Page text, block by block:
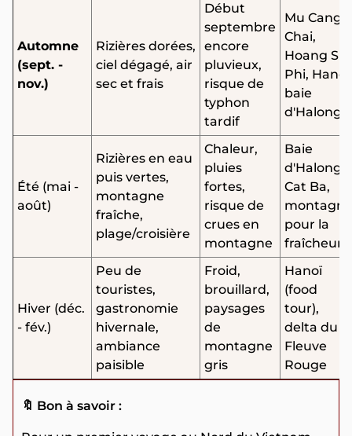
Automne
(sept. -
nov.)
Rizières dorées,
ciel dégagé, air
sec et frais
Début
septembre
encore
pluvieux,
risque de
typhon
tardif
Mu Cang
Chai,
Hoang Su
Phi, Hanoï,
baie
d'Halong
Été (mai -
août)
Rizières en eau
puis vertes,
montagne
fraîche,
plage/croisière
Chaleur,
pluies
fortes,
risque de
crues en
montagne
Baie
d'Halong,
Cat Ba,
montagne
pour la
fraîcheur
Hiver (déc.
- fév.)
Peu de
touristes,
gastronomie
hivernale,
ambiance
paisible
Froid,
brouillard,
paysages
de
montagne
gris
Hanoï
(food
tour),
delta du
Fleuve
Rouge
🔖 Bon à savoir :